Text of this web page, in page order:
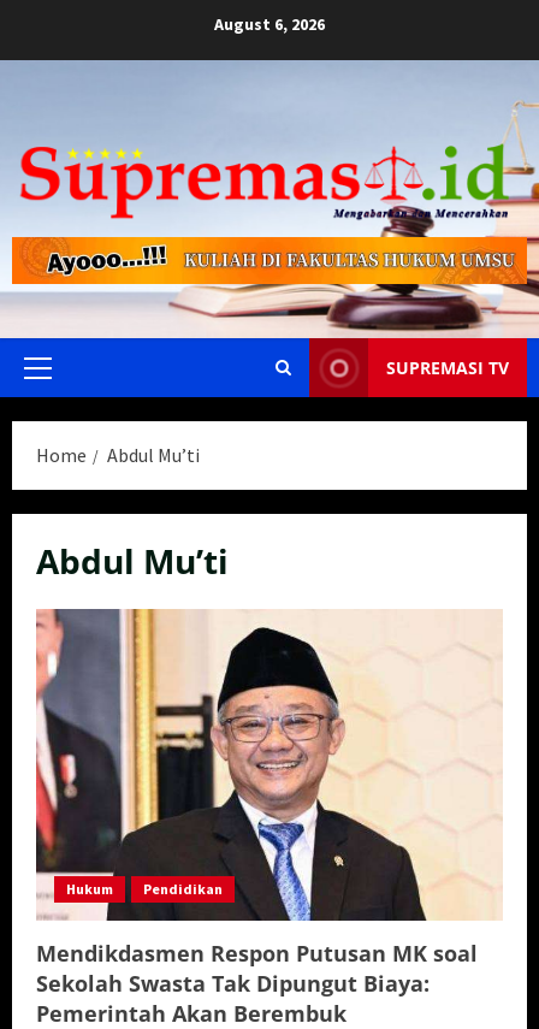
August 6, 2026
Primary
SUPREMASI TV
Home Abdul Mu’ti
Abdul Mu’ti
Hukum Pendidikan
Mendikdasmen Respon Putusan MK soal
Sekolah Swasta Tak Dipungut Biaya:
Pemerintah Akan Berembuk